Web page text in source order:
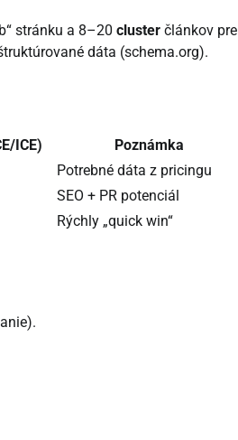
stránku a 8–20 cluster článkov pre
dáta (schema.org).
ICE)
Poznámka
Potrebné dáta z pricingu
SEO + PR potenciál
Rýchly „quick win“